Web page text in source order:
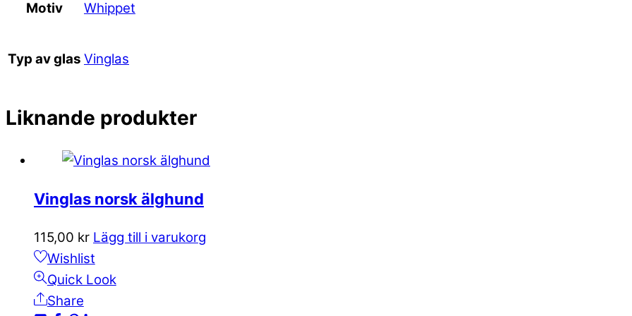
Motiv Whippet
Typ av glas Vinglas
Liknande produkter
Vinglas norsk älghund
115,00 kr Lägg till i varukorg
Wishlist
Quick Look
Share